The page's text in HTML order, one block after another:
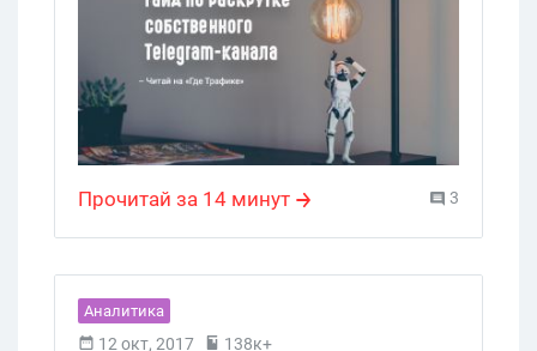
Прочитай за 14 минут 3
Аналитика
12 окт, 2017 138к+